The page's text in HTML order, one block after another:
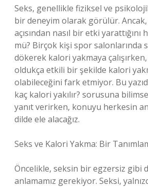
Seks, genellikle fiziksel ve
bir deneyim olarak görülür.
açısından nasıl bir etki
mü? Birçok kişi spor salonlarında
dökerek kalori yakmaya
oldukça etkili bir şekilde kalori
olabileceğini fark etmiyor. Bu
kaç kalori yakılır? sorusuna
yanıt verirken, konuyu herkesin
dilde ele alacağız.
Seks ve Kalori Yakma: Bir
Öncelikle, seksin bir egzersiz gibi
anlamamız gerekiyor. Seksi,